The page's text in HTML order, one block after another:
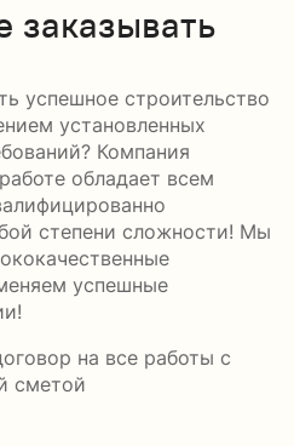
заказывать
успешное строительство
установленных
Компания
обладает всем
степени сложности! Мы
успешные
на все работы с
сметой